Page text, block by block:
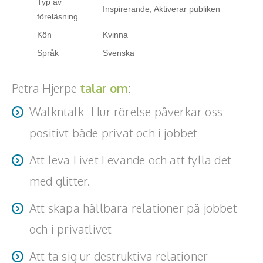
föreläsning
Inspirerande, Aktiverar publiken
Kön
Kvinna
Språk
Svenska
Petra Hjerpe talar om:
Walkntalk- Hur rörelse påverkar oss
positivt både privat och i jobbet
Att leva Livet Levande och att fylla det
med glitter.
Att skapa hållbara relationer på jobbet
och i privatlivet
Att ta sig ur destruktiva relationer